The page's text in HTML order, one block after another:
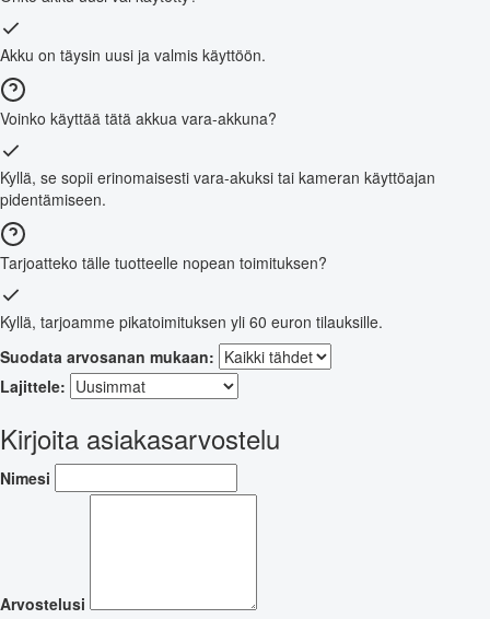
Akku on täysin uusi ja valmis käyttöön.
Voinko käyttää tätä akkua vara-akku­na?
Kyllä, se sopii erinomaisesti vara-akuksi tai kameran käyttöajan
pidentämiseen.
Tarjoatteko tälle tuotteelle nopean toimituksen?
Kyllä, tarjoamme pikatoimituksen yli 60 euron tilauksille.
Suodata arvosanan mukaan:
Lajittele:
Kirjoita asiakasarvostelu
Nimesi
Arvostelusi